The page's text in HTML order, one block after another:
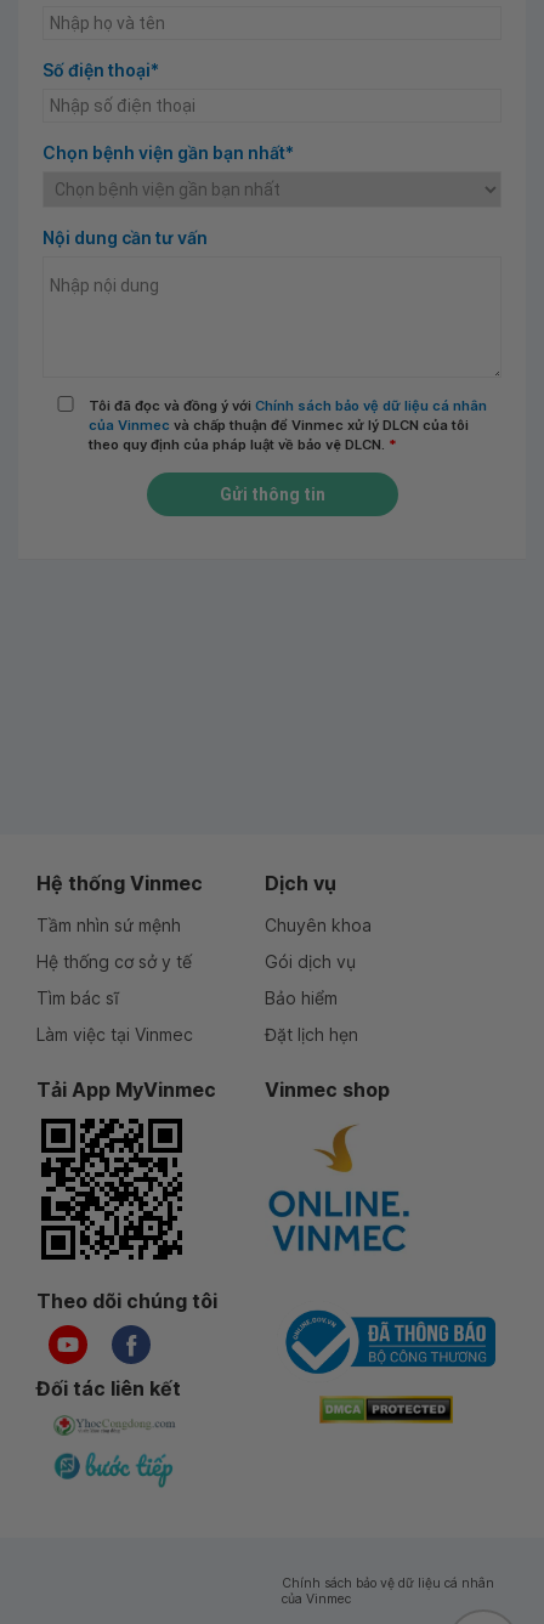
Số điện thoại*
Chọn bệnh viện gần bạn nhất*
Nội dung cần tư vấn
Tôi đã đọc và đồng ý với Chính sách bảo vệ dữ liệu cá nhân
của Vinmec và chấp thuận để Vinmec xử lý DLCN của tôi
theo quy định của pháp luật về bảo vệ DLCN. *
Gửi thông tin
Hệ thống Vinmec
Tầm nhìn sứ mệnh
Hệ thống cơ sở y tế
Tìm bác sĩ
Làm việc tại Vinmec
Dịch vụ
Chuyên khoa
Gói dịch vụ
Bảo hiểm
Đặt lịch hẹn
Tải App MyVinmec Vinmec shop
Theo dõi chúng tôi
Đối tác liên kết
Chính sách bảo vệ dữ liệu cá nhân
của Vinmec